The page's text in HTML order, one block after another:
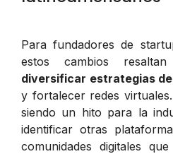
Para fundadores de
estos cambios
diversificar estrategias
y fortalecer redes
siendo un hito para la
identificar otras
comunidades digitales